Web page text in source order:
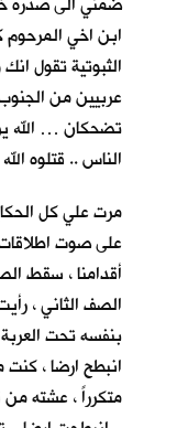
ابن اخي المرحوم
الثبوتية تقول
عربيين من
تضحكان … الله
الناس .. قتلوه
مرت علي كل
على صوت
أقدامنا ، سقط
الصف الثاني ،
بنفسه تحت
انبطح ارضا ،
متكرراً ، عشته